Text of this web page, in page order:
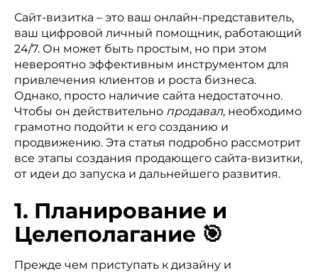
Сайт-визитка – это ваш онлайн-представитель,
ваш цифровой личный помощник, работающий
24/7. Он может быть простым, но при этом
невероятно эффективным инструментом для
привлечения клиентов и роста бизнеса.
Однако, просто наличие сайта недостаточно.
Чтобы он действительно продавал, необходимо
грамотно подойти к его созданию и
продвижению. Эта статья подробно рассмотрит
все этапы создания продающего сайта-визитки,
от идеи до запуска и дальнейшего развития.
1. Планирование и
Целеполагание 🎯
Прежде чем приступать к дизайну и